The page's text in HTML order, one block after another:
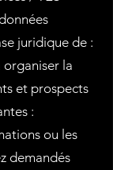
juridique de :
la
et prospects
:
ou les
demandés